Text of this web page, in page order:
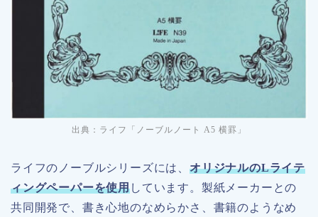
出典：ライフ「ノーブルノート A5 横罫」
ライフのノーブルシリーズには、 オリジナルのLライテ
ィングペーパーを使用しています。製紙メーカーとの
共同開発で、書き心地のなめらかさ、書籍のようなめ